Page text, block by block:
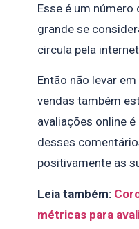
Esse é um
grande se
circula pela
Então não levar
vendas também
avaliações online
desses
positivamente as
Leia também:
métricas para